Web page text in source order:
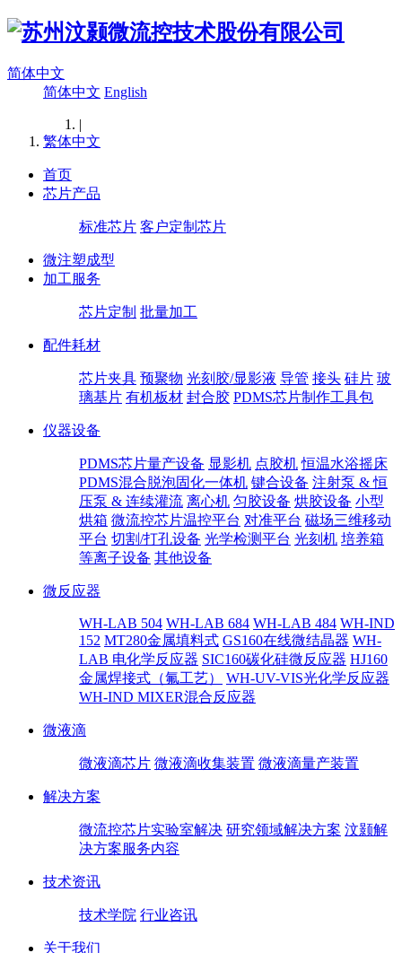
简体中文
简体中文 English
|
繁体中文
首页
芯片产品
标准芯片 客户定制芯片
微注塑成型
加工服务
芯片定制 批量加工
配件耗材
芯片夹具 预聚物 光刻胶/显影液 导管 接头 硅片 玻
璃基片 有机板材 封合胶 PDMS芯片制作工具包
仪器设备
PDMS芯片量产设备 显影机 点胶机 恒温水浴摇床
PDMS混合脱泡固化一体机 键合设备 注射泵 & 恒
压泵 & 连续灌流 离心机 匀胶设备 烘胶设备 小型
烘箱 微流控芯片温控平台 对准平台 磁场三维移动
平台 切割/打孔设备 光学检测平台 光刻机 培养箱
等离子设备 其他设备
微反应器
WH-LAB 504 WH-LAB 684 WH-LAB 484 WH-IND
152 MT280金属填料式 GS160在线微结晶器 WH-
LAB 电化学反应器 SIC160碳化硅微反应器 HJ160
金属焊接式（氟工艺）
WH-UV-VIS光化学反应器
WH-IND MIXER混合反应器
微液滴
微液滴芯片 微液滴收集装置 微液滴量产装置
解决方案
微流控芯片实验室解决 研究领域解决方案 汶颢解
决方案服务内容
技术资讯
技术学院 行业咨讯
关于我们